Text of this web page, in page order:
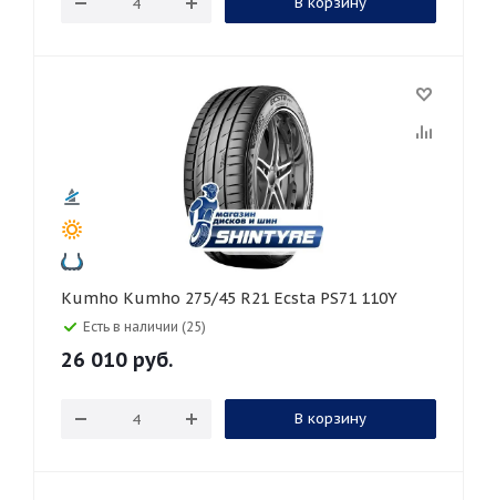
Kumho Kumho 275/45 R21 Ecsta PS71 110Y
Есть в наличии (25)
26 010 руб.
В корзину